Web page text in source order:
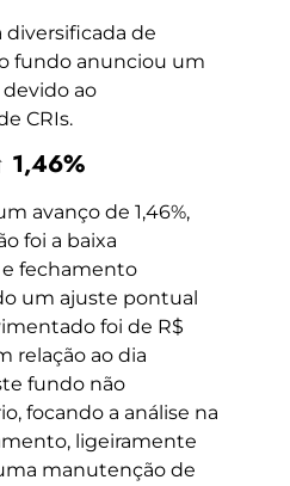
diversificada de
fundo anunciou um
ao
CRIs.
1,46%
avanço de 1,46%,
foi a baixa
e fechamento
um ajuste pontual
foi de R$
relação ao dia
fundo não
focando a análise na
ligeiramente
manutenção de